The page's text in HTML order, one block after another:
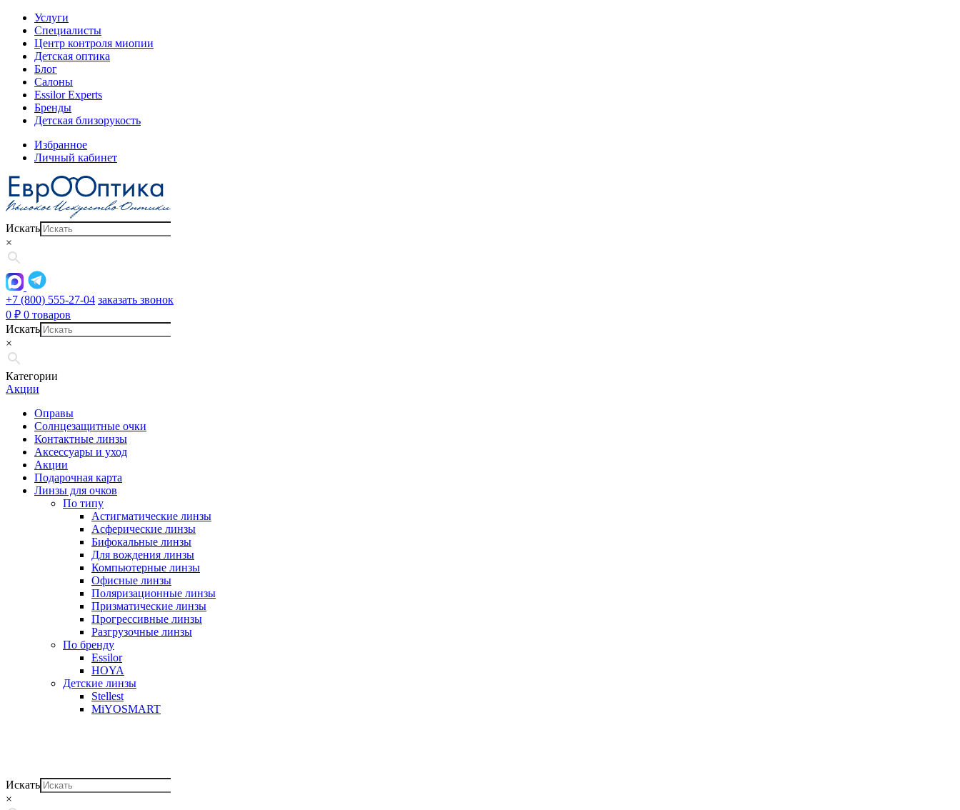
Услуги
Специалисты
Центр контроля миопии
Детская оптика
Блог
Салоны
Essilor Experts
Бренды
Детская близорукость
Избранное
Личный кабинет
Искать
×
+7 (800) 555-27-04 заказать звонок
0 ₽ 0 товаров
Искать
×
Категории
Акции
Оправы
Солнцезащитные очки
Контактные линзы
Аксессуары и уход
Акции
Подарочная карта
Линзы для очков
По типу
Астигматические линзы
Асферические линзы
Бифокальные линзы
Для вождения линзы
Компьютерные линзы
Офисные линзы
Поляризационные линзы
Призматические линзы
Прогрессивные линзы
Разгрузочные линзы
По бренду
Essilor
HOYA
Детские линзы
Stellest
MiYOSMART
Искать
×